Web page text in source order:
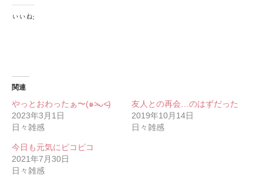
いいね:
関連
やっとおわったぁ〜(๑˃̵ᴗ˂̵)
2023年3月1日
日々雑感
友人との再会…のはずだった
2019年10月14日
日々雑感
今日も元気にピコピコ
2021年7月30日
日々雑感